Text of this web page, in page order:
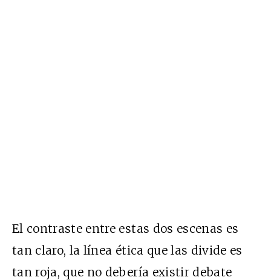
El contraste entre estas dos escenas es
tan claro, la línea ética que las divide es
tan roja, que no debería existir debate